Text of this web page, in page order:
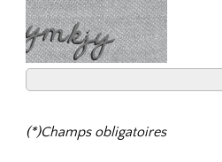
(*)Champs obligatoires